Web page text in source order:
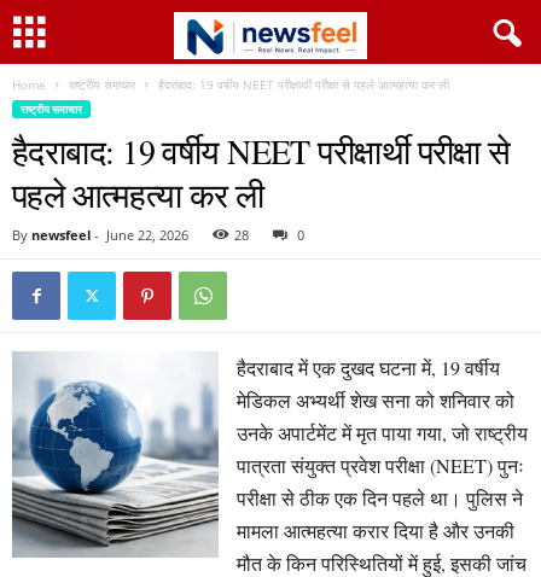
Home राष्ट्रीय समाचार हैदराबाद: 19 वर्षीय NEET परीक्षार्थी परीक्षा से पहले आत्महत्या कर ली
राष्ट्रीय समाचार
हैदराबाद: 19 वर्षीय NEET परीक्षार्थी परीक्षा से
पहले आत्महत्या कर ली
By newsfeel - June 22, 2026 28 0
हैदराबाद में एक दुखद घटना में, 19 वर्षीय
मेडिकल अभ्यर्थी शेख सना को शनिवार को
उनके अपार्टमेंट में मृत पाया गया, जो राष्ट्रीय
पात्रता संयुक्त प्रवेश परीक्षा (NEET) पुनः
परीक्षा से ठीक एक दिन पहले था। पुलिस ने
मामला आत्महत्या करार दिया है और उनकी
मौत के किन परिस्थितियों में हुई, इसकी जांच